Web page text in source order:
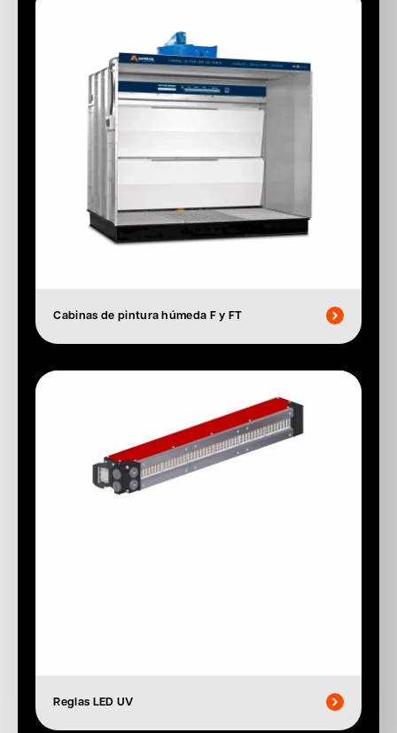
Cabinas de pintura húmeda F y FT
Reglas LED UV